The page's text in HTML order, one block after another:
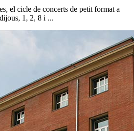
el cicle de concerts de petit format a
1, 2, 8 i ...